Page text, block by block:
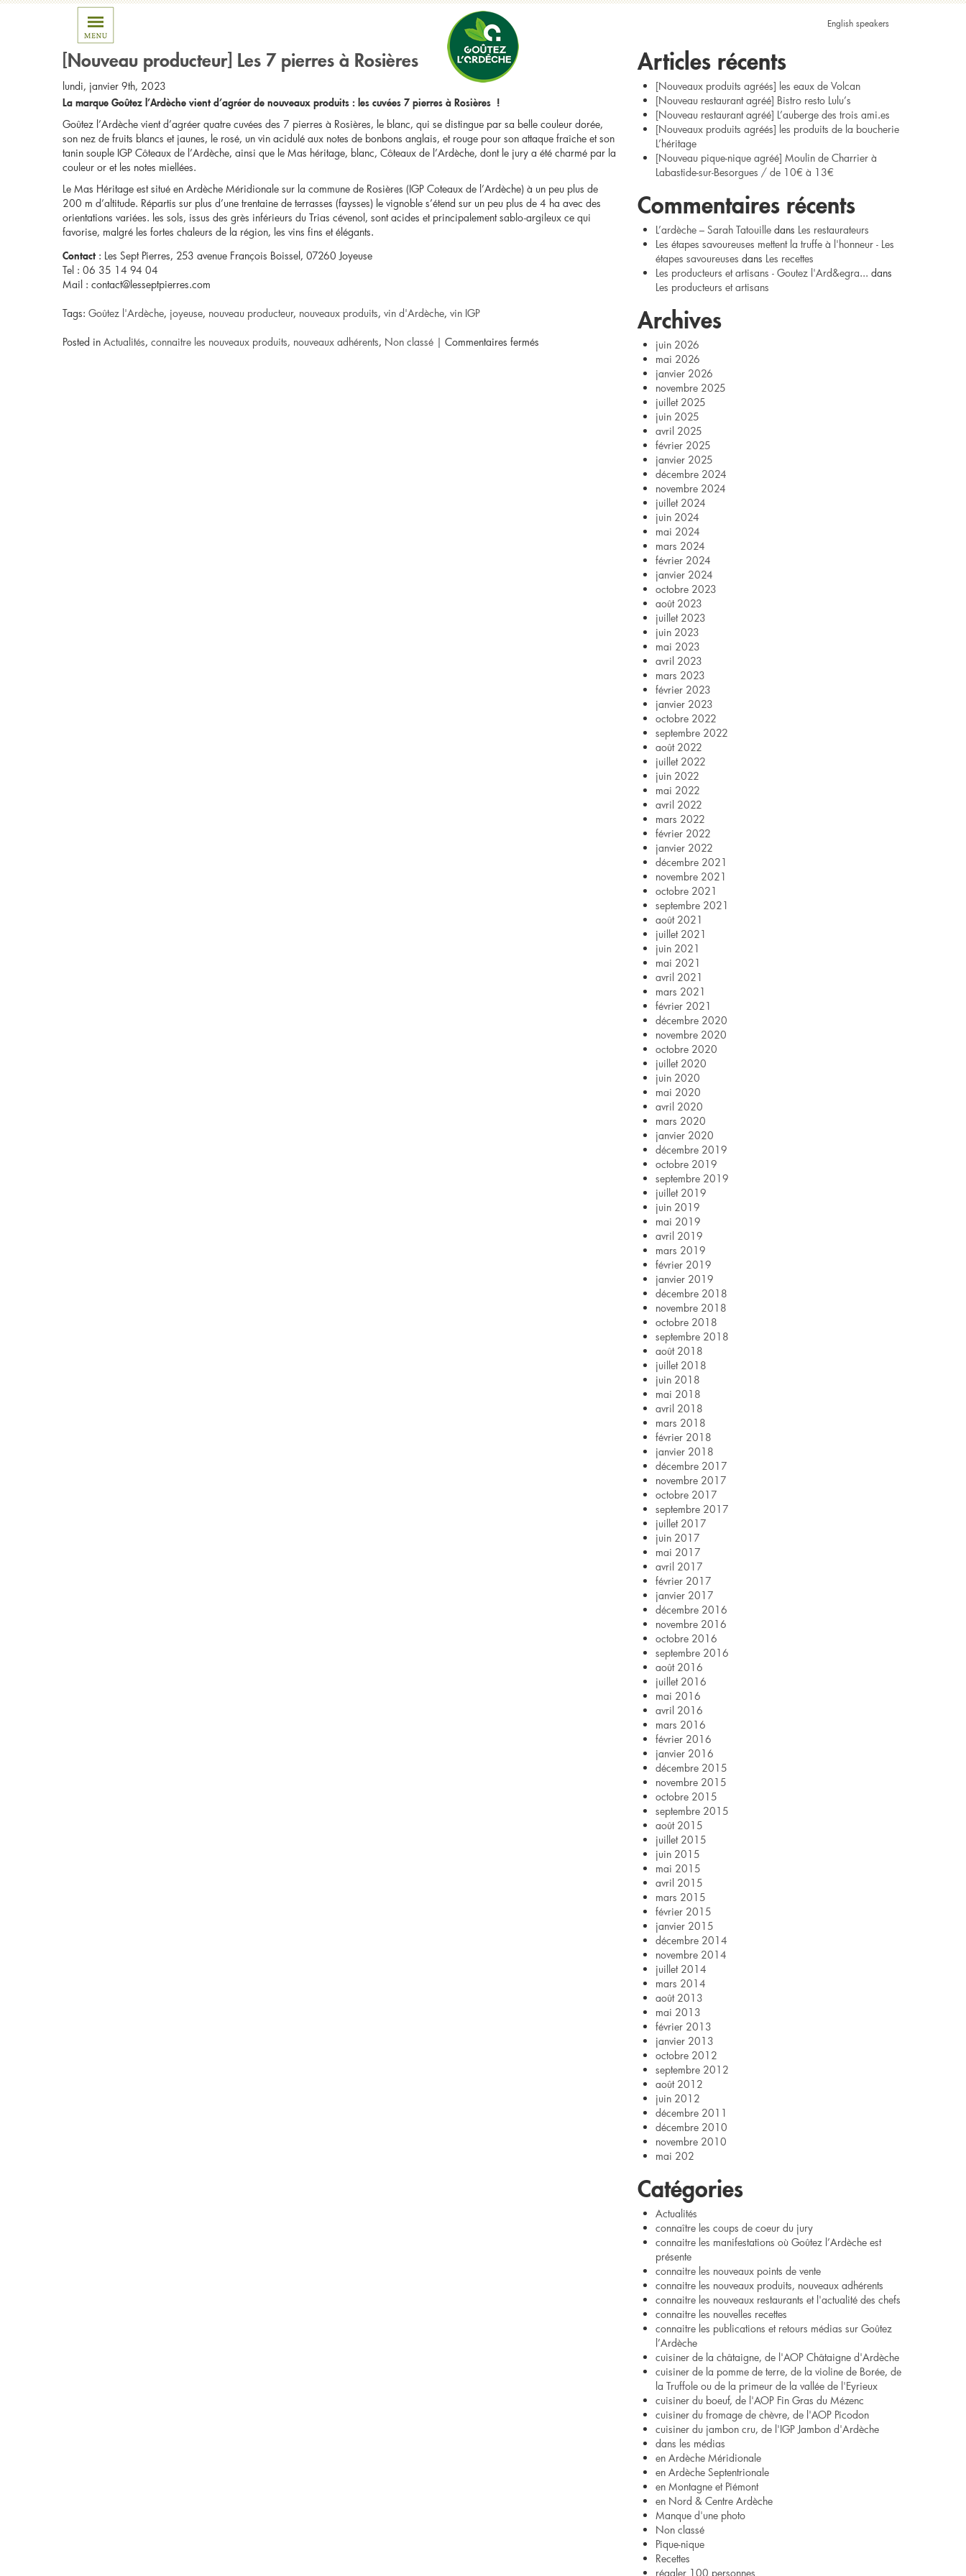
English speakers
Posts Tagged ‘joyeuse’
[Nouveau producteur] Les 7 pierres à Rosières
lundi, janvier 9th, 2023
La marque Goûtez l’Ardèche vient d’agréer de nouveaux produits : les cuvées 7 pierres à Rosières !
Goûtez l’Ardèche vient d’agréer quatre cuvées des 7 pierres à Rosières, le blanc, qui se distingue par sa belle couleur dorée,
son nez de fruits blancs et jaunes, le rosé, un vin acidulé aux notes de bonbons anglais, et rouge pour son attaque fraîche et son
tanin souple IGP Côteaux de l’Ardèche, ainsi que le Mas héritage, blanc, Côteaux de l’Ardèche, dont le jury a été charmé par la
couleur or et les notes miellées.
Le Mas Héritage est situé en Ardèche Méridionale sur la commune de Rosières (IGP Coteaux de l’Ardèche) à un peu plus de
200 m d’altitude. Répartis sur plus d’une trentaine de terrasses (faysses) le vignoble s’étend sur un peu plus de 4 ha avec des
orientations variées. les sols, issus des grès inférieurs du Trias cévenol, sont acides et principalement sablo-argileux ce qui
favorise, malgré les fortes chaleurs de la région, les vins fins et élégants.
Contact
: Les Sept Pierres, 253 avenue François Boissel, 07260 Joyeuse
Tel : 06 35 14 94 04
Mail : contact@lesseptpierres.com
Tags: Goûtez l'Ardèche, joyeuse, nouveau producteur, nouveaux produits, vin d'Ardèche, vin IGP
Posted in Actualités, connaitre les nouveaux produits, nouveaux adhérents, Non classé | Commentaires fermés
Rechercher :
Articles récents
[Nouveaux produits agréés] les eaux de Volcan
[Nouveau restaurant agréé] Bistro resto Lulu’s
[Nouveau restaurant agréé] L’auberge des trois ami.es
[Nouveaux produits agréés] les produits de la boucherie
L’héritage
[Nouveau pique-nique agréé] Moulin de Charrier à
Labastide-sur-Besorgues / de 10€ à 13€
Commentaires récents
L’ardèche – Sarah Tatouille dans Les restaurateurs
Les étapes savoureuses mettent la truffe à l'honneur - Les
étapes savoureuses dans Les recettes
Les producteurs et artisans - Goutez l'Ard&egra... dans
Les producteurs et artisans
Archives
juin 2026
mai 2026
janvier 2026
novembre 2025
juillet 2025
juin 2025
avril 2025
février 2025
janvier 2025
décembre 2024
novembre 2024
juillet 2024
juin 2024
mai 2024
mars 2024
février 2024
janvier 2024
octobre 2023
août 2023
juillet 2023
juin 2023
mai 2023
avril 2023
mars 2023
février 2023
janvier 2023
octobre 2022
septembre 2022
août 2022
juillet 2022
juin 2022
mai 2022
avril 2022
mars 2022
février 2022
janvier 2022
décembre 2021
novembre 2021
octobre 2021
septembre 2021
août 2021
juillet 2021
juin 2021
mai 2021
avril 2021
mars 2021
février 2021
décembre 2020
novembre 2020
octobre 2020
juillet 2020
juin 2020
mai 2020
avril 2020
mars 2020
janvier 2020
décembre 2019
octobre 2019
septembre 2019
juillet 2019
juin 2019
mai 2019
avril 2019
mars 2019
février 2019
janvier 2019
décembre 2018
novembre 2018
octobre 2018
septembre 2018
août 2018
juillet 2018
juin 2018
mai 2018
avril 2018
mars 2018
février 2018
janvier 2018
décembre 2017
novembre 2017
octobre 2017
septembre 2017
juillet 2017
juin 2017
mai 2017
avril 2017
février 2017
janvier 2017
décembre 2016
novembre 2016
octobre 2016
septembre 2016
août 2016
juillet 2016
mai 2016
avril 2016
mars 2016
février 2016
janvier 2016
décembre 2015
novembre 2015
octobre 2015
septembre 2015
août 2015
juillet 2015
juin 2015
mai 2015
avril 2015
mars 2015
février 2015
janvier 2015
décembre 2014
novembre 2014
juillet 2014
mars 2014
août 2013
mai 2013
février 2013
janvier 2013
octobre 2012
septembre 2012
août 2012
juin 2012
décembre 2011
décembre 2010
novembre 2010
mai 202
Catégories
Actualités
connaître les coups de coeur du jury
connaitre les manifestations où Goûtez l’Ardèche est
présente
connaitre les nouveaux points de vente
connaitre les nouveaux produits, nouveaux adhérents
connaitre les nouveaux restaurants et l'actualité des chefs
connaitre les nouvelles recettes
connaitre les publications et retours médias sur Goûtez
l’Ardèche
cuisiner de la châtaigne, de l'AOP Châtaigne d'Ardèche
cuisiner de la pomme de terre, de la violine de Borée, de
la Truffole ou de la primeur de la vallée de l'Eyrieux
cuisiner du boeuf, de l'AOP Fin Gras du Mézenc
cuisiner du fromage de chèvre, de l'AOP Picodon
cuisiner du jambon cru, de l'IGP Jambon d'Ardèche
dans les médias
en Ardèche Méridionale
en Ardèche Septentrionale
en Montagne et Piémont
en Nord & Centre Ardèche
Manque d'une photo
Non classé
Pique-nique
Recettes
régaler 100 personnes